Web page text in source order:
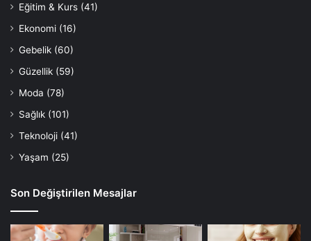
Eğitim & Kurs (41)
Ekonomi (16)
Gebelik (60)
Güzellik (59)
Moda (78)
Sağlık (101)
Teknoloji (41)
Yaşam (25)
Son Değiştirilen Mesajlar